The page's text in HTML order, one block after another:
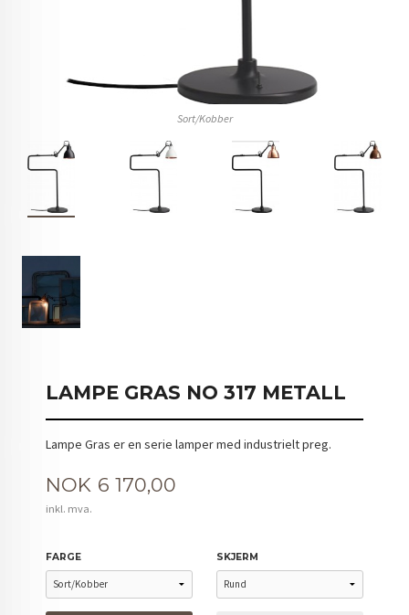
Sort/Kobber
LAMPE GRAS NO 317 METALL
Lampe Gras er en serie lamper med industrielt preg.
Pris
NOK 6 170,00
inkl. mva.
FARGE SKJERM